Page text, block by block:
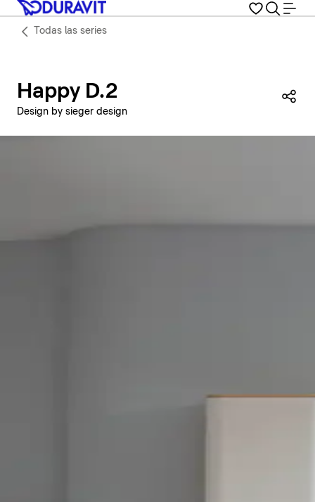
Todas las series
Happy D.2
Design by sieger design